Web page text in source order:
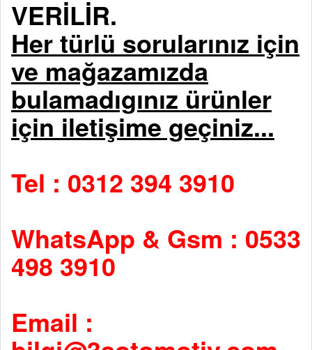
VERİLİR.
Her türlü sorularınız için
ve mağazamızda
bulamadıgınız ürünler
için iletişime geçiniz...
Tel : 0312 394 3910
WhatsApp & Gsm : 0533
498 3910
Email :